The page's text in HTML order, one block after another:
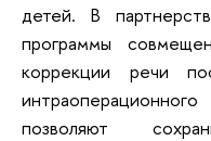
детей. В
программы
коррекции речи
позволяют